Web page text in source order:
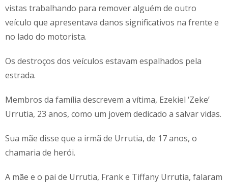
vistas trabalhando para remover alguém de outro
veículo que apresentava danos significativos na frente e
no lado do motorista.
Os destroços dos veículos estavam espalhados pela
estrada.
Membros da família descrevem a vítima, Ezekiel ‘Zeke’
Urrutia, 23 anos, como um jovem dedicado a salvar vidas.
Sua mãe disse que a irmã de Urrutia, de 17 anos, o
chamaria de herói.
A mãe e o pai de Urrutia, Frank e Tiffany Urrutia, falaram